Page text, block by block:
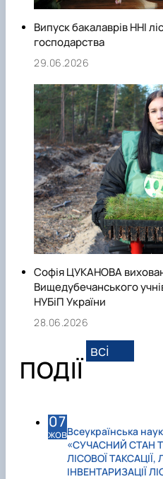
Випуск бакалаврів ННІ
господарства
29.06.2026
Софія ЦУКАНОВА
Вищедубечанського
НУБіП України
28.06.2026
ПОДІЇ
всі
07
жовВсеукраїнська
«СУЧАСНИЙ СТАН
ЛІСОВОЇ
ІНВЕНТАРИЗАЦІЇ